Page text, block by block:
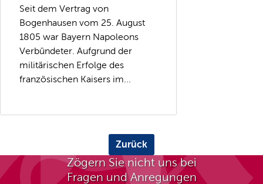
Seit dem Vertrag von
Bogenhausen vom 25. August
1805 war Bayern Napoleons
Verbündeter. Aufgrund der
militärischen Erfolge des
französischen Kaisers im...
Zurück
Zögern Sie nicht uns bei
Fragen und Anregungen